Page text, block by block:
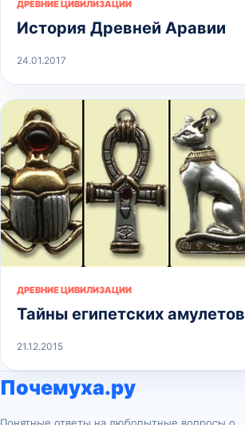
ДРЕВНИЕ ЦИВИЛИЗАЦИИ
История Древней Аравии
24.01.2017
ДРЕВНИЕ ЦИВИЛИЗАЦИИ
Тайны египетских амулетов
21.12.2015
Почемуха.ру
Понятные ответы на любопытные вопросы о